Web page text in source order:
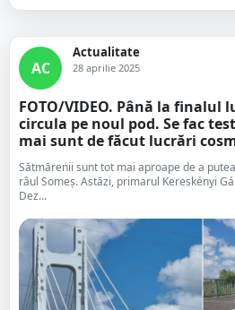
AC
Actualitate
28 aprilie 2025
FOTO/VIDEO. Până la finalul
circula pe noul pod. Se fac
mai sunt de făcut lucrări
Sătmărenii sunt tot mai aproape de a
râul Someș. Astăzi, primarul Kereskényi
Dez...